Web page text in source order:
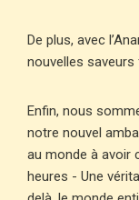
De plus, avec
nouvelles
Enfin, nous
notre nouvel
au monde à avoir
heures - Une